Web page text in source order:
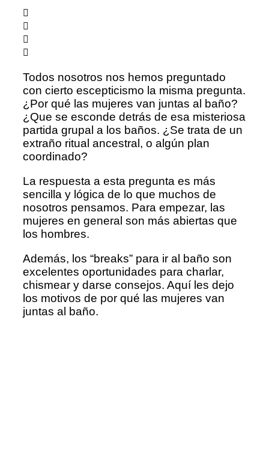
Todos nosotros nos hemos preguntado
con cierto escepticismo la misma pregunta.
¿Por qué las mujeres van juntas al baño?
¿Que se esconde detrás de esa misteriosa
partida grupal a los baños. ¿Se trata de un
extraño ritual ancestral, o algún plan
coordinado?
La respuesta a esta pregunta es más
sencilla y lógica de lo que muchos de
nosotros pensamos. Para empezar, las
mujeres en general son más abiertas que
los hombres.
Además, los “breaks” para ir al baño son
excelentes oportunidades para charlar,
chismear y darse consejos. Aquí les dejo
los motivos de por qué las mujeres van
juntas al baño.